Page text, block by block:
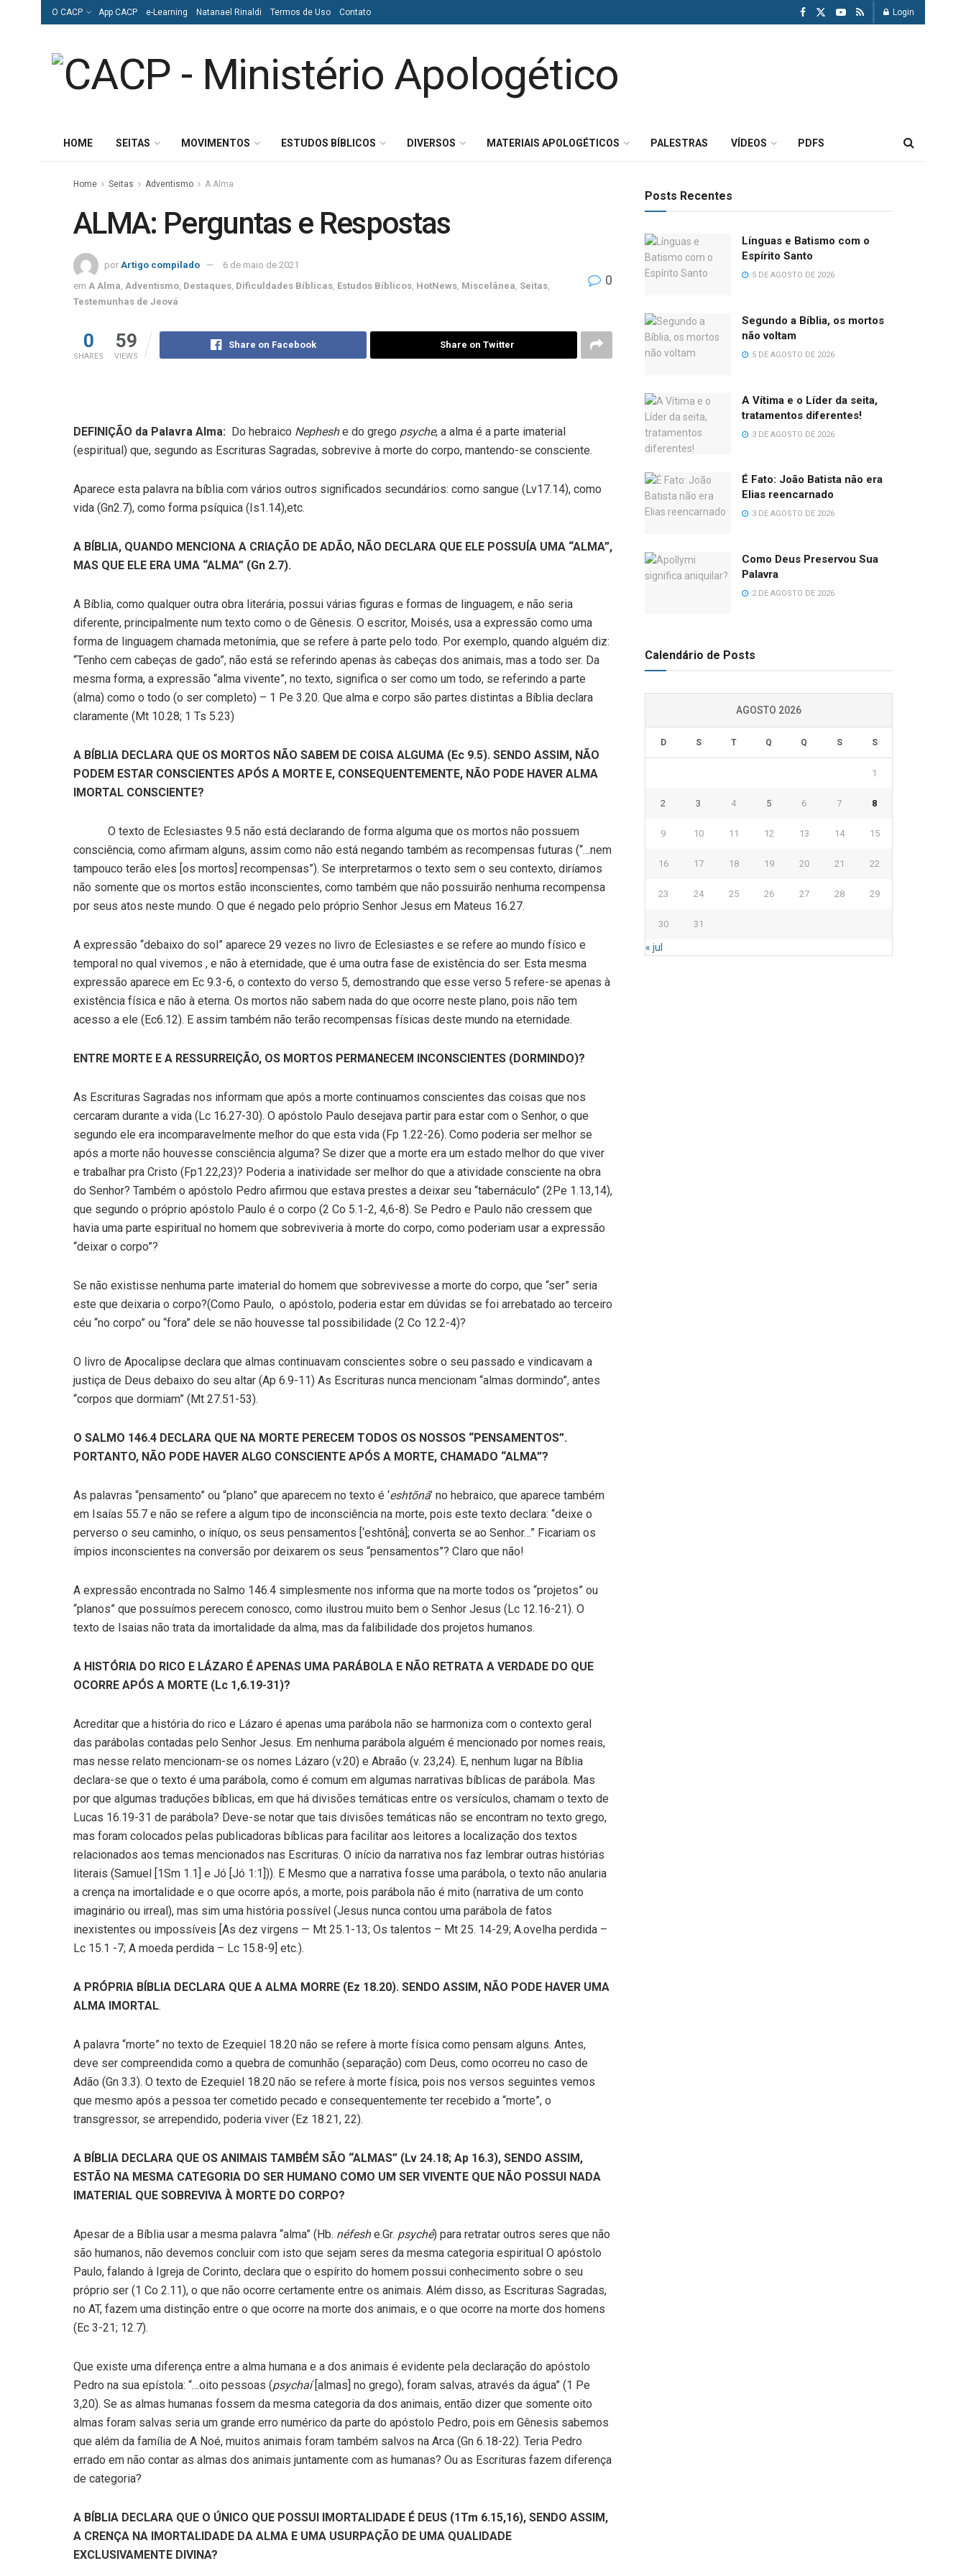
O CACP App CACP e-Learning Natanael Rinaldi Termos de Uso Contato Login
HOME SEITAS MOVIMENTOS ESTUDOS BÍBLICOS DIVERSOS MATERIAIS APOLOGÉTICOS PALESTRAS VÍDEOS PDFS
Home Seitas Adventismo A Alma
ALMA: Perguntas e Respostas
por Artigo compilado
6 de maio de 2021
em A Alma Adventismo Destaques Dificuldades Bíblicas Estudos Bíblicos HotNews Miscelânea Seitas
Testemunhas de Jeová
0
0
SHARES
59
VIEWS
Share on Facebook Share on Twitter
DEFINIÇÃO da Palavra Alma: Do hebraico Nepheshe do grego psyche, a alma é a parte imaterial
(espiritual) que, segundo as Escrituras Sagradas, sobrevive à morte do corpo, mantendo-se consciente.
Aparece esta palavra na bíblia com vários outros significados secundários: como sangue (Lv17.14), como
vida (Gn2.7), como forma psíquica (Is1.14),etc.
A BÍBLIA, QUANDO MENCIONA A CRIAÇÃO DE ADÃO, NÃO DECLARA QUE ELE POSSUÍA UMA “ALMA”,
MAS QUE ELE ERA UMA “ALMA” (Gn 2.7).
A Bíblia, como qualquer outra obra literária, possui várias figuras e formas de linguagem, e não seria
diferente, principalmente num texto como o de Gênesis. O escritor, Moisés, usa a expressão como uma
forma de linguagem chamada metonímia, que se refere à parte pelo todo. Por exemplo, quando alguém diz:
“Tenho cem cabeças de gado”, não está se referindo apenas às cabeças dos animais, mas a todo ser. Da
mesma forma, a expressão “alma vivente”, no texto, significa o ser como um todo, se referindo a parte
(alma) como o todo (o ser completo) – 1 Pe 3.20. Que alma e corpo são partes distintas a Bíblia declara
claramente (Mt 10.28; 1 Ts 5.23)
A BÍBLIA DECLARA QUE OS MORTOS NÃO SABEM DE COISA ALGUMA (Ec 9.5). SENDO ASSIM, NÃO
PODEM ESTAR CONSCIENTES APÓS A MORTE E, CONSEQUENTEMENTE, NÃO PODE HAVER ALMA
IMORTAL CONSCIENTE?
O texto de Eclesiastes 9.5 não está declarando de forma alguma que os mortos não possuem
consciência, como afirmam alguns, assim como não está negando também as recompensas futuras (“…nem
tampouco terão eles [os mortos] recompensas”). Se interpretarmos o texto sem o seu contexto, diríamos
não somente que os mortos estão inconscientes, como também que não possuirão nenhuma recompensa
por seus atos neste mundo. O que é negado pelo próprio Senhor Jesus em Mateus 16.27.
A expressão “debaixo do sol” aparece 29 vezes no livro de Eclesiastes e se refere ao mundo físico e
temporal no qual vivemos , e não à eternidade, que é uma outra fase de existência do ser. Esta mesma
expressão aparece em Ec 9.3-6, o contexto do verso 5, demostrando que esse verso 5 refere-se apenas à
existência física e não à eterna. Os mortos não sabem nada do que ocorre neste plano, pois não tem
acesso a ele (Ec6.12). E assim também não terão recompensas físicas deste mundo na eternidade.
ENTRE MORTE E A RESSURREIÇÃO, OS MORTOS PERMANECEM INCONSCIENTES (DORMINDO)?
As Escrituras Sagradas nos informam que após a morte continuamos conscientes das coisas que nos
cercaram durante a vida (Lc 16.27-30). O apóstolo Paulo desejava partir para estar com o Senhor, o que
segundo ele era incomparavelmente melhor do que esta vida (Fp 1.22-26). Como poderia ser melhor se
após a morte não houvesse consciência alguma? Se dizer que a morte era um estado melhor do que viver
e trabalhar pra Cristo (Fp1.22,23)? Poderia a inatividade ser melhor do que a atividade consciente na obra
do Senhor? Também o apóstolo Pedro afirmou que estava prestes a deixar seu “tabernáculo” (2Pe 1.13,14),
que segundo o próprio apóstolo Paulo é o corpo (2 Co 5.1-2, 4,6-8). Se Pedro e Paulo não cressem que
havia uma parte espiritual no homem que sobreviveria à morte do corpo, como poderiam usar a expressão
“deixar o corpo”?
Se não existisse nenhuma parte imaterial do homem que sobrevivesse a morte do corpo, que “ser” seria
este que deixaria o corpo?(Como Paulo, o apóstolo, poderia estar em dúvidas se foi arrebatado ao terceiro
céu “no corpo” ou “fora” dele se não houvesse tal possibilidade (2 Co 12.2-4)?
O livro de Apocalipse declara que almas continuavam conscientes sobre o seu passado e vindicavam a
justiça de Deus debaixo do seu altar (Ap 6.9-11) As Escrituras nunca mencionam “almas dormindo”, antes
“corpos que dormiam” (Mt 27.51-53).
O SALMO 146.4 DECLARA QUE NA MORTE PERECEM TODOS OS NOSSOS “PENSAMENTOS”.
PORTANTO, NÃO PODE HAVER ALGO CONSCIENTE APÓS A MORTE, CHAMADO “ALMA”?
As palavras “pensamento” ou “plano” que aparecem no texto é ‘eshtõnâ’ no hebraico, que aparece também
em Isaías 55.7 e não se refere a algum tipo de inconsciência na morte, pois este texto declara: “deixe o
perverso o seu caminho, o iníquo, os seus pensamentos [‘eshtõnâ]; converta se ao Senhor…” Ficariam os
ímpios inconscientes na conversão por deixarem os seus “pensamentos”? Claro que não!
A expressão encontrada no Salmo 146.4 simplesmente nos informa que na morte todos os “projetos” ou
“planos” que possuímos perecem conosco, como ilustrou muito bem o Senhor Jesus (Lc 12.16-21). O
texto de Isaias não trata da imortalidade da alma, mas da falibilidade dos projetos humanos.
A HISTÓRIA DO RICO E LÁZARO É APENAS UMA PARÁBOLA E NÃO RETRATA A VERDADE DO QUE
OCORRE APÓS A MORTE (Lc 1,6.19-31)?
Acreditar que a história do rico e Lázaro é apenas uma parábola não se harmoniza com o contexto geral
das parábolas contadas pelo Senhor Jesus. Em nenhuma parábola alguém é mencionado por nomes reais,
mas nesse relato mencionam-se os nomes Lázaro (v.20) e Abraão (v. 23,24). E, nenhum lugar na Bíblia
declara-se que o texto é uma parábola, como é comum em algumas narrativas bíblicas de parábola. Mas
por que algumas traduções bíblicas, em que há divisões temáticas entre os versículos, chamam o texto de
Lucas 16.19-31 de parábola? Deve-se notar que tais divisões temáticas não se encontram no texto grego,
mas foram colocados pelas publicadoras bíblicas para facilitar aos leitores a localização dos textos
relacionados aos temas mencionados nas Escrituras. O início da narrativa nos faz lembrar outras histórias
literais (Samuel [1Sm 1.1] e Jó [Jó 1:1])). E Mesmo que a narrativa fosse uma parábola, o texto não anularia
a crença na imortalidade e o que ocorre após, a morte, pois parábola não é mito (narrativa de um conto
imaginário ou irreal), mas sim uma história possível (Jesus nunca contou uma parábola de fatos
inexistentes ou impossíveis [As dez virgens — Mt 25.1-13; Os talentos – Mt 25. 14-29; A.ovelha perdida –
Lc 15.1 -7; A moeda perdida – Lc 15.8-9] etc.).
A PRÓPRIA BÍBLIA DECLARA QUE A ALMA MORRE (Ez 18.20). SENDO ASSIM, NÃO PODE HAVER UMA
ALMA IMORTAL.
A palavra “morte” no texto de Ezequiel 18.20 não se refere à morte física como pensam alguns. Antes,
deve ser compreendida como a quebra de comunhão (separação) com Deus, como ocorreu no caso de
Adão (Gn 3.3). O texto de Ezequiel 18.20 não se refere à morte física, pois nos versos seguintes vemos
que mesmo após a pessoa ter cometido pecado e consequentemente ter recebido a “morte”, o
transgressor, se arrependido, poderia viver (Ez 18.21, 22).
A BÍBLIA DECLARA QUE OS ANIMAIS TAMBÉM SÃO “ALMAS” (Lv 24.18; Ap 16.3), SENDO ASSIM,
ESTÃO NA MESMA CATEGORIA DO SER HUMANO COMO UM SER VIVENTE QUE NÃO POSSUI NADA
IMATERIAL QUE SOBREVIVA À MORTE DO CORPO?
Apesar de a Bíblia usar a mesma palavra “alma” (Hb. néfeshe.Gr. psyché) para retratar outros seres que não
são humanos, não devemos concluir com isto que sejam seres da mesma categoria espiritual O apóstolo
Paulo, falando à Igreja de Corinto, declara que o espírito do homem possui conhecimento sobre o seu
próprio ser (1 Co 2.11), o que não ocorre certamente entre os animais. Além disso, as Escrituras Sagradas,
no AT, fazem uma distinção entre o que ocorre na morte dos animais, e o que ocorre na morte dos homens
(Ec 3-21; 12.7).
Que existe uma diferença entre a alma humana e a dos animais é evidente pela declaração do apóstolo
Pedro na sua epístola: “…oito pessoas (psychaí[almas] no grego), foram salvas, através da água” (1 Pe
3,20). Se as almas humanas fossem da mesma categoria da dos animais, então dizer que somente oito
almas foram salvas seria um grande erro numérico da parte do apóstolo Pedro, pois em Gênesis sabemos
que além da família de A Noé, muitos animais foram também salvos na Arca (Gn 6.18-22). Teria Pedro
errado em não contar as almas dos animais juntamente com as humanas? Ou as Escrituras fazem diferença
de categoria?
A BÍBLIA DECLARA QUE O ÚNICO QUE POSSUI IMORTALIDADE É DEUS (1Tm 6.15,16), SENDO ASSIM,
A CRENÇA NA IMORTALIDADE DA ALMA E UMA USURPAÇÃO DE UMA QUALIDADE
EXCLUSIVAMENTE DIVINA?
Posts Recentes
Línguas e Batismo com o
Espírito Santo
5 DE AGOSTO DE 2026
Segundo a Bíblia, os mortos
não voltam
5 DE AGOSTO DE 2026
A Vítima e o Líder da seita,
tratamentos diferentes!
3 DE AGOSTO DE 2026
É Fato: João Batista não era
Elias reencarnado
3 DE AGOSTO DE 2026
Como Deus Preservou Sua
Palavra
2 DE AGOSTO DE 2026
Calendário de Posts
AGOSTO 2026
D S T Q Q S S
1
2 3 4 5 6 7 8
9 10 11 12 13 14 15
16 17 18 19 20 21 22
23 24 25 26 27 28 29
30 31
« jul